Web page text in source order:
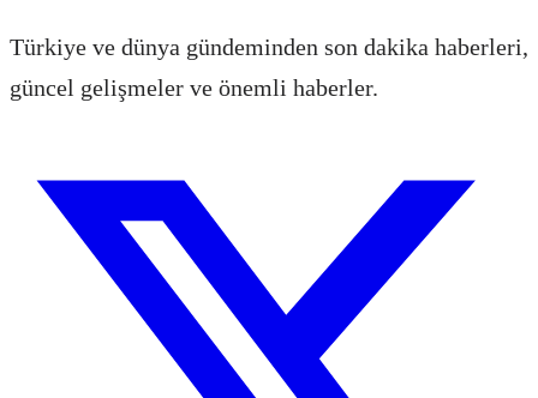
Türkiye ve dünya gündeminden son dakika haberleri,
güncel gelişmeler ve önemli haberler.